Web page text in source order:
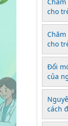
cho
cho
Đổi
của
cách